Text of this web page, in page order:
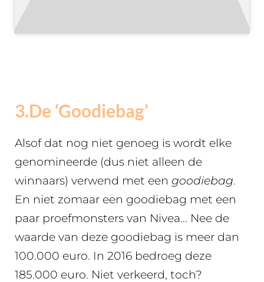
3.De ‘Goodiebag’
Alsof dat nog niet genoeg is wordt elke
genomineerde (dus niet alleen de
winnaars) verwend met een goodiebag.
En niet zomaar een goodiebag met een
paar proefmonsters van Nivea… Nee de
waarde van deze goodiebag is meer dan
100.000 euro. In 2016 bedroeg deze
185.000 euro. Niet verkeerd, toch?